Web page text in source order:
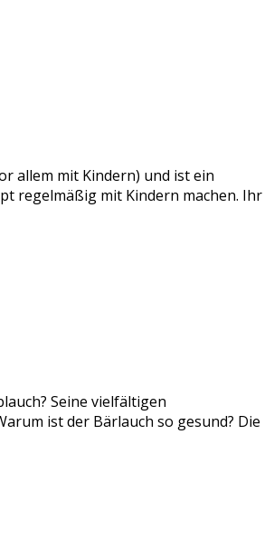
allem mit Kindern) und ist ein
regelmäßig mit Kindern machen. Ihr
Seine vielfältigen
ist der Bärlauch so gesund? Die